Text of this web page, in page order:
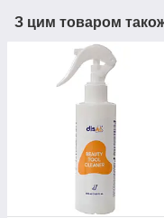
З цим товаром